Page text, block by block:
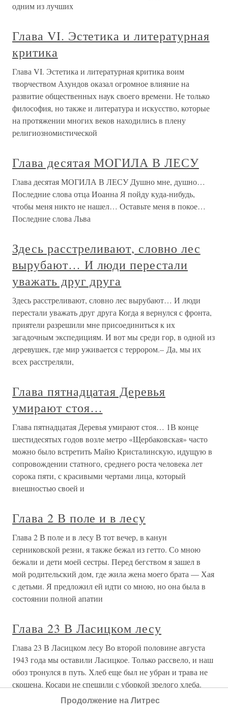
одним из лучших
Глава VI. Эстетика и литературная
критика
Глава VI. Эстетика и литературная критика воим
творчеством Ахундов оказал огромное влияние на
развитие общественных наук своего времени. Не только
философия, но также и литература и искусство, которые
на протяжении многих веков находились в плену
религиозномистической
Глава десятая МОГИЛА В ЛЕСУ
Глава десятая МОГИЛА В ЛЕСУ Душно мне, душно…
Последние слова отца Иоанна Я пойду куда-нибудь,
чтобы меня никто не нашел… Оставьте меня в покое…
Последние слова Льва
Здесь расстреливают, словно лес
вырубают… И люди перестали
уважать друг друга
Здесь расстреливают, словно лес вырубают… И люди
перестали уважать друг друга Когда я вернулся с фронта,
приятели разрешили мне присоединиться к их
загадочным экспедициям. И вот мы среди гор, в одной из
деревушек, где мир уживается с террором.– Да, мы их
всех расстреляли,
Глава пятнадцатая Деревья
умирают стоя…
Глава пятнадцатая Деревья умирают стоя… 1В конце
шестидесятых годов возле метро «Щербаковская» часто
можно было встретить Майю Кристалинскую, идущую в
сопровождении статного, среднего роста человека лет
сорока пяти, с красивыми чертами лица, который
внешностью своей и
Глава 2 В поле и в лесу
Глава 2 В поле и в лесу В тот вечер, в канун
серниковской резни, я также бежал из гетто. Со мною
бежали и дети моей сестры. Перед бегством я зашел в
мой родительский дом, где жила жена моего брата — Хая
с детьми. Я предложил ей идти со мною, но она была в
состоянии полной апатии
Глава 23 В Ласицком лесу
Глава 23 В Ласицком лесу Во второй половине августа
1943 года мы оставили Ласицкое. Только рассвело, и наш
обоз тронулся в путь. Хлеб еще был не убран и трава не
скошена. Косари не спешили с уборкой зрелого хлеба.
Они были безразличны к этому. Партизанско-немецкая
Продолжение на Литрес